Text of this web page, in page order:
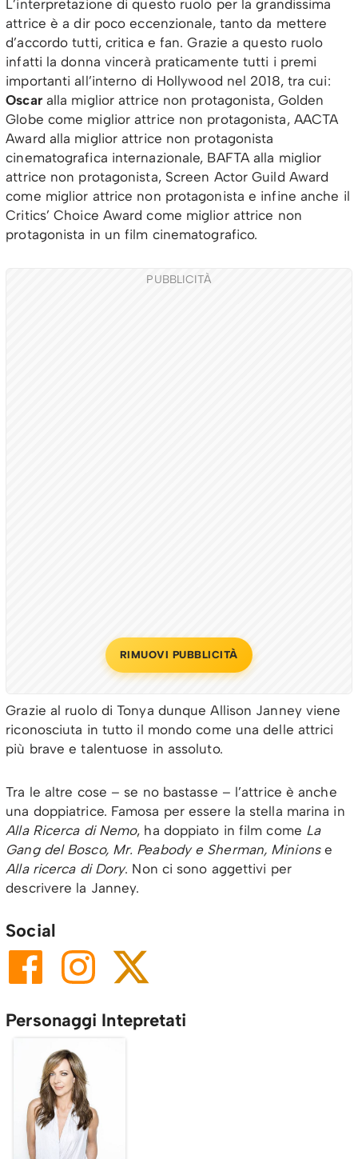
L’interpretazione di questo ruolo per la grandissima
attrice è a dir poco eccenzionale, tanto da mettere
d’accordo tutti, critica e fan. Grazie a questo ruolo
infatti la donna vincerà praticamente tutti i premi
importanti all’interno di Hollywood nel 2018, tra cui:
Oscar alla miglior attrice non protagonista, Golden
Globe come miglior attrice non protagonista, AACTA
Award alla miglior attrice non protagonista
cinematografica internazionale, BAFTA alla miglior
attrice non protagonista, Screen Actor Guild Award
come miglior attrice non protagonista e infine anche il
Critics’ Choice Award come miglior attrice non
protagonista in un film cinematografico.
PUBBLICITÀ
RIMUOVI PUBBLICITÀ
Grazie al ruolo di Tonya dunque Allison Janney viene
riconosciuta in tutto il mondo come una delle attrici
più brave e talentuose in assoluto.
Tra le altre cose – se no bastasse – l’attrice è anche
una doppiatrice. Famosa per essere la stella marina in
Alla Ricerca di Nemo, ha doppiato in film come La
Gang del Bosco, Mr. Peabody e Sherman, Minionse
Alla ricerca di Dory. Non ci sono aggettivi per
descrivere la Janney.
Social
Personaggi Intepretati